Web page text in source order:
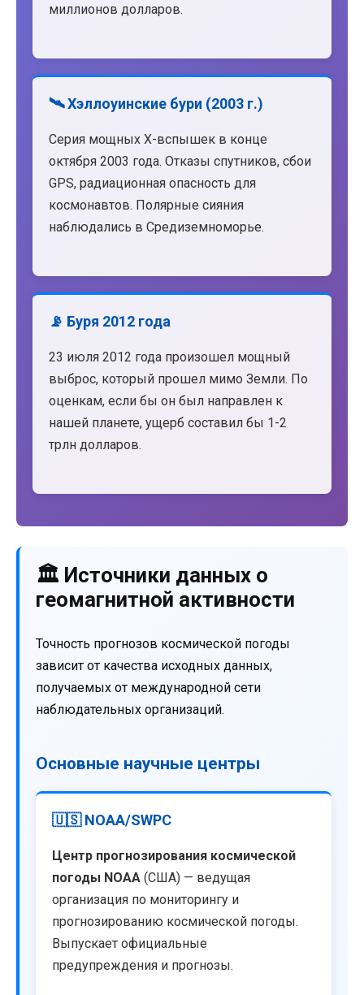
миллионов долларов.
🛰️ Хэллоуинские бури (2003 г.)
Серия мощных X-вспышек в конце
октября 2003 года. Отказы спутников, сбои
GPS, радиационная опасность для
космонавтов. Полярные сияния
наблюдались в Средиземноморье.
📡 Буря 2012 года
23 июля 2012 года произошел мощный
выброс, который прошел мимо Земли. По
оценкам, если бы он был направлен к
нашей планете, ущерб составил бы 1-2
трлн долларов.
🏛️ Источники данных о
геомагнитной активности
Точность прогнозов космической погоды
зависит от качества исходных данных,
получаемых от международной сети
наблюдательных организаций.
Основные научные центры
🇺🇸 NOAA/SWPC
Центр прогнозирования космической
погоды NOAA (США) — ведущая
организация по мониторингу и
прогнозированию космической погоды.
Выпускает официальные
предупреждения и прогнозы.